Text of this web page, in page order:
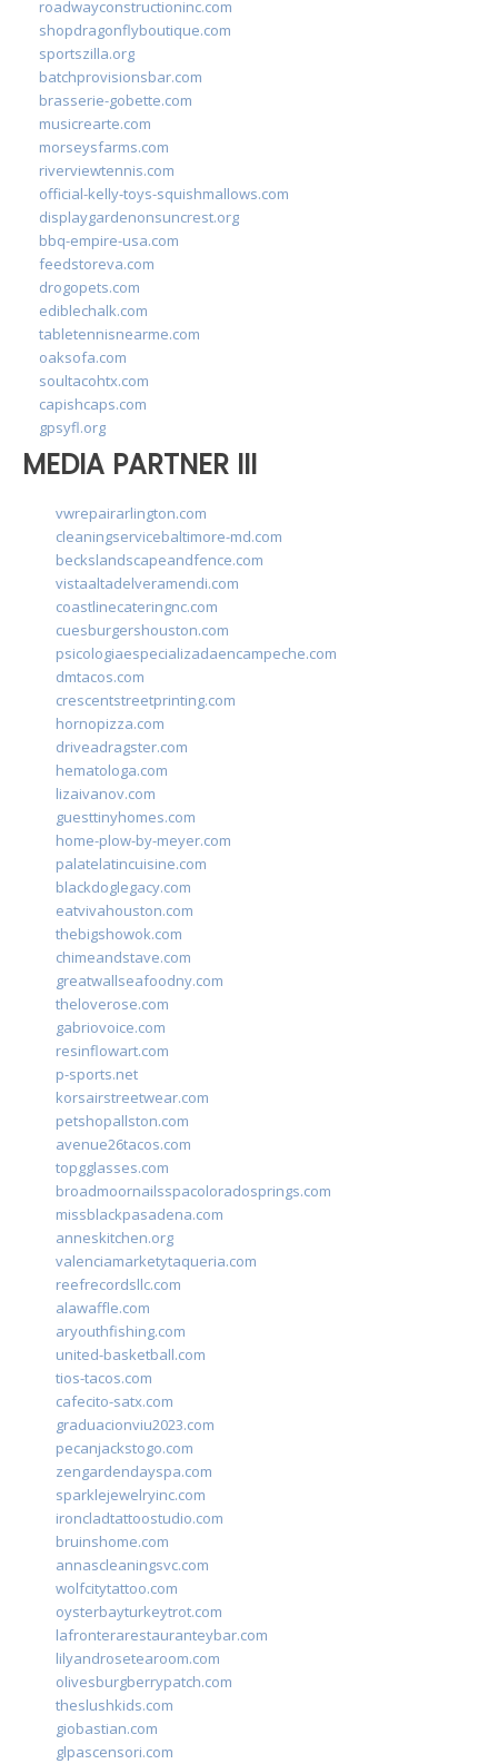
roadwayconstructioninc.com
shopdragonflyboutique.com
sportszilla.org
batchprovisionsbar.com
brasserie-gobette.com
musicrearte.com
morseysfarms.com
riverviewtennis.com
official-kelly-toys-squishmallows.com
displaygardenonsuncrest.org
bbq-empire-usa.com
feedstoreva.com
drogopets.com
ediblechalk.com
tabletennisnearme.com
oaksofa.com
soultacohtx.com
capishcaps.com
gpsyfl.org
MEDIA PARTNER III
vwrepairarlington.com
cleaningservicebaltimore-md.com
beckslandscapeandfence.com
vistaaltadelveramendi.com
coastlinecateringnc.com
cuesburgershouston.com
psicologiaespecializadaencampeche.com
dmtacos.com
crescentstreetprinting.com
hornopizza.com
driveadragster.com
hematologa.com
lizaivanov.com
guesttinyhomes.com
home-plow-by-meyer.com
palatelatincuisine.com
blackdoglegacy.com
eatvivahouston.com
thebigshowok.com
chimeandstave.com
greatwallseafoodny.com
theloverose.com
gabriovoice.com
resinflowart.com
p-sports.net
korsairstreetwear.com
petshopallston.com
avenue26tacos.com
topgglasses.com
broadmoornailsspacoloradosprings.com
missblackpasadena.com
anneskitchen.org
valenciamarketytaqueria.com
reefrecordsllc.com
alawaffle.com
aryouthfishing.com
united-basketball.com
tios-tacos.com
cafecito-satx.com
graduacionviu2023.com
pecanjackstogo.com
zengardendayspa.com
sparklejewelryinc.com
ironcladtattoostudio.com
bruinshome.com
annascleaningsvc.com
wolfcitytattoo.com
oysterbayturkeytrot.com
lafronterarestauranteybar.com
lilyandrosetearoom.com
olivesburgberrypatch.com
theslushkids.com
giobastian.com
glpascensori.com